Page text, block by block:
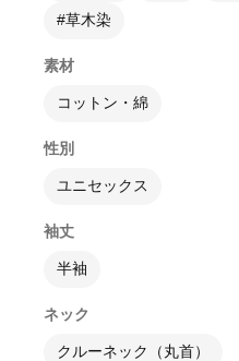
#草木染
素材
コットン・綿
性別
ユニセックス
袖丈
半袖
ネック
クルーネック（丸首）